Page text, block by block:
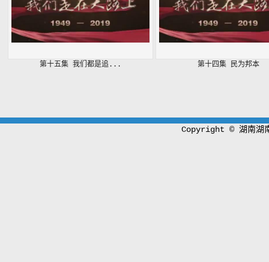
第十五集 我们都是追... 第十四集 民为邦本
Copyright © 湖南湖